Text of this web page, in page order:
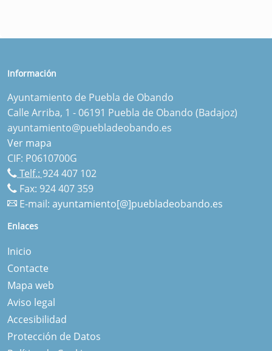
Información
Ayuntamiento de Puebla de Obando
Calle Arriba, 1 - 06191 Puebla de Obando (Badajoz)
ayuntamiento@puebladeobando.es
Ver mapa
CIF: P0610700G
Telf.:924 407 102
Fax: 924 407 359
E-mail: ayuntamiento[@]puebladeobando.es
Enlaces
Inicio
Contacte
Mapa web
Aviso legal
Accesibilidad
Protección de Datos